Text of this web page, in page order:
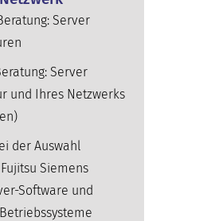
Server
Server
und Ihres Netzwerks
der Auswahl
Siemens
Software und